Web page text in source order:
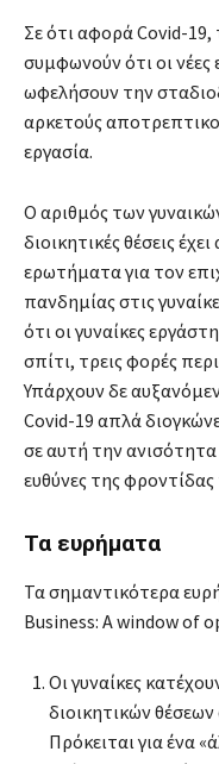
Σε ότι αφορά Covid-
συμφωνούν ότι οι νέες
ωφελήσουν την
αρκετούς
εργασία.
Ο αριθμός των
διοικητικές θέσεις
ερωτήματα για τον
πανδημίας στις
ότι οι γυναίκες
σπίτι, τρεις φορές
Υπάρχουν δε
Covid-19 απλά
σε αυτή την ανισότητα
ευθύνες της
Τα ευρήματα
Τα σημαντικότερα
Business: A window of
Οι γυναίκες
διοικητικών θέσεων
Πρόκειται για ένα